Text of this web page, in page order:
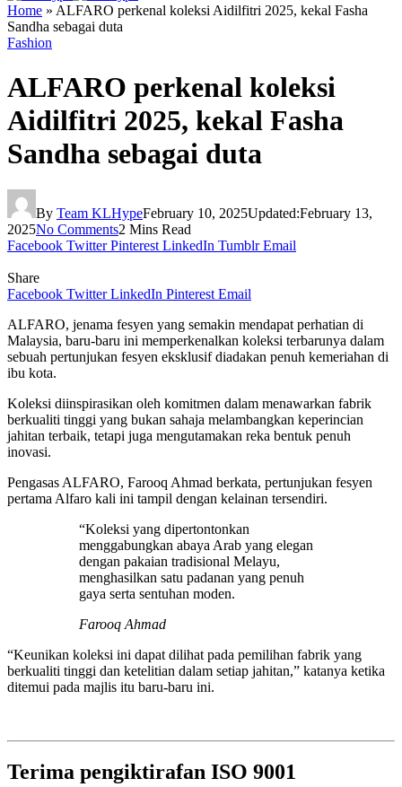
Home » ALFARO perkenal koleksi Aidilfitri 2025, kekal Fasha
Sandha sebagai duta
Fashion
ALFARO perkenal koleksi
Aidilfitri 2025, kekal Fasha
Sandha sebagai duta
By Team KLHypeFebruary 10, 2025Updated:February 13,
2025No Comments2 Mins Read
Facebook Twitter Pinterest LinkedIn Tumblr Email
Share
Facebook Twitter LinkedIn Pinterest Email
ALFARO, jenama fesyen yang semakin mendapat perhatian di
Malaysia, baru-baru ini memperkenalkan koleksi terbarunya dalam
sebuah pertunjukan fesyen eksklusif diadakan penuh kemeriahan di
ibu kota.
Koleksi diinspirasikan oleh komitmen dalam menawarkan fabrik
berkualiti tinggi yang bukan sahaja melambangkan keperincian
jahitan terbaik, tetapi juga mengutamakan reka bentuk penuh
inovasi.
Pengasas ALFARO, Farooq Ahmad berkata, pertunjukan fesyen
pertama Alfaro kali ini tampil dengan kelainan tersendiri.
“Koleksi yang dipertontonkan
menggabungkan abaya Arab yang elegan
dengan pakaian tradisional Melayu,
menghasilkan satu padanan yang penuh
gaya serta sentuhan moden.
Farooq Ahmad
“Keunikan koleksi ini dapat dilihat pada pemilihan fabrik yang
berkualiti tinggi dan ketelitian dalam setiap jahitan,” katanya ketika
ditemui pada majlis itu baru-baru ini.
Terima pengiktirafan ISO 9001